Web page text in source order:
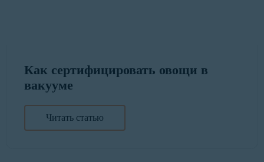
Как сертифицировать овощи в
вакууме
Читать статью